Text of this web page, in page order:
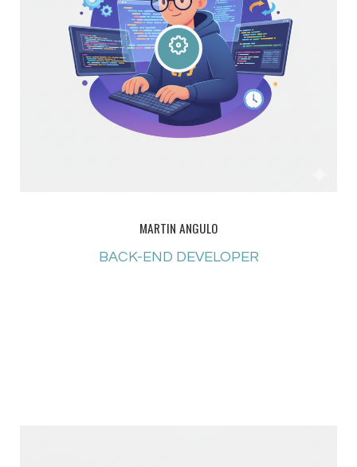
MARTIN ANGULO
BACK-END DEVELOPER